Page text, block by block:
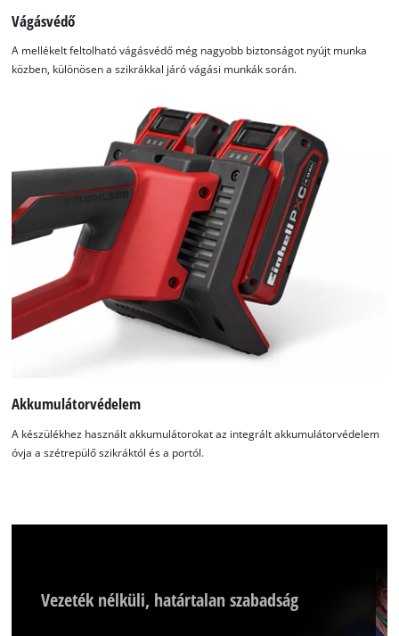
Vágásvédő
A mellékelt feltolható vágásvédő még nagyobb biztonságot nyújt munka
közben, különösen a szikrákkal járó vágási munkák során.
Akkumulátorvédelem
A készülékhez használt akkumulátorokat az integrált akkumulátorvédelem
óvja a szétrepülő szikráktól és a portól.
Vezeték nélküli, határtalan szabadság